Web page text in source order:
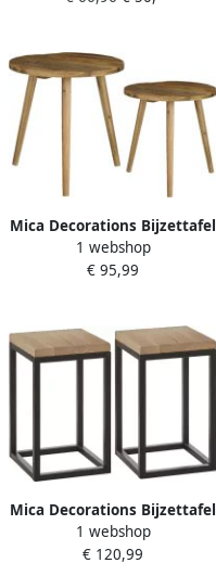
Mica Decorations Bijzettafel
krukje 2x gerecycled hout
H35 x D33 H42 x D40 cm
1 webshop
€ 95,99
Mica Decorations Bijzettafel
2x hout met metalen poten
H42 x 25 cm Paulownia hout
1 webshop
€ 120,99